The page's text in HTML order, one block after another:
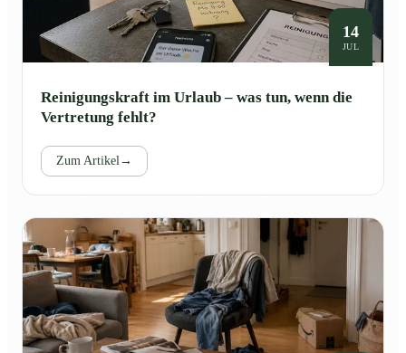
14
JUL
Reinigungskraft im Urlaub – was tun, wenn die
Vertretung fehlt?
Zum Artikel→